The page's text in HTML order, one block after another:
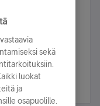
arvonnassa.
sekä
luokat
ja
osapuolille.